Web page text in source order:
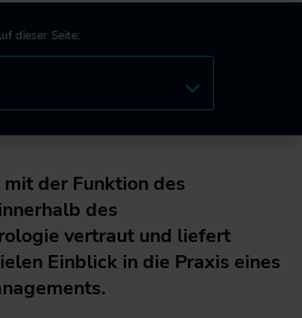
dieser Seite:
der Funktion des
des
vertraut und liefert
Einblick in die Praxis eines